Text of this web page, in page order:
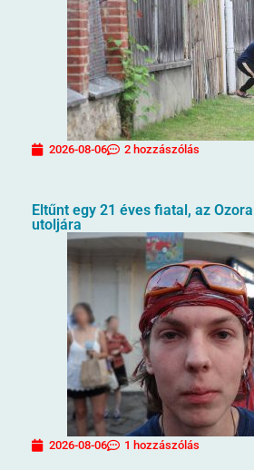
2026-08-06 2 hozzászólás
Eltűnt egy 21 éves fiatal, az
utoljára
2026-08-06 1 hozzászólás